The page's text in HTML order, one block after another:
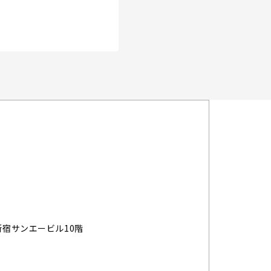
サンエービル10階